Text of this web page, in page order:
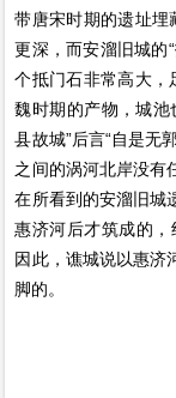
带唐宋时期的遗址埋
更深，而安溜旧城的
个抵门石非常高大，
魏时期的产物，城池
县故城”后言“自是无
之间的涡河北岸没有
在所看到的安溜旧城
惠济河后才筑成的，
因此，谯城说以惠济
脚的。